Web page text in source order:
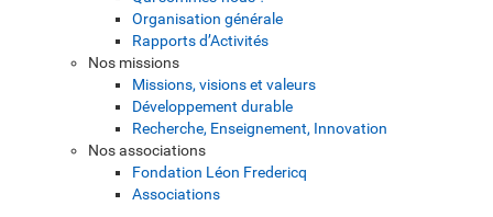
Organisation générale
Rapports d’Activités
Nos missions
Missions, visions et valeurs
Développement durable
Recherche, Enseignement, Innovation
Nos associations
Fondation Léon Fredericq
Associations